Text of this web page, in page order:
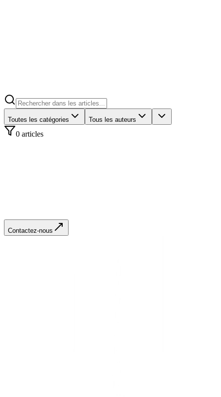
Toutes les catégories Tous les auteurs
0 articles
Contactez-nous